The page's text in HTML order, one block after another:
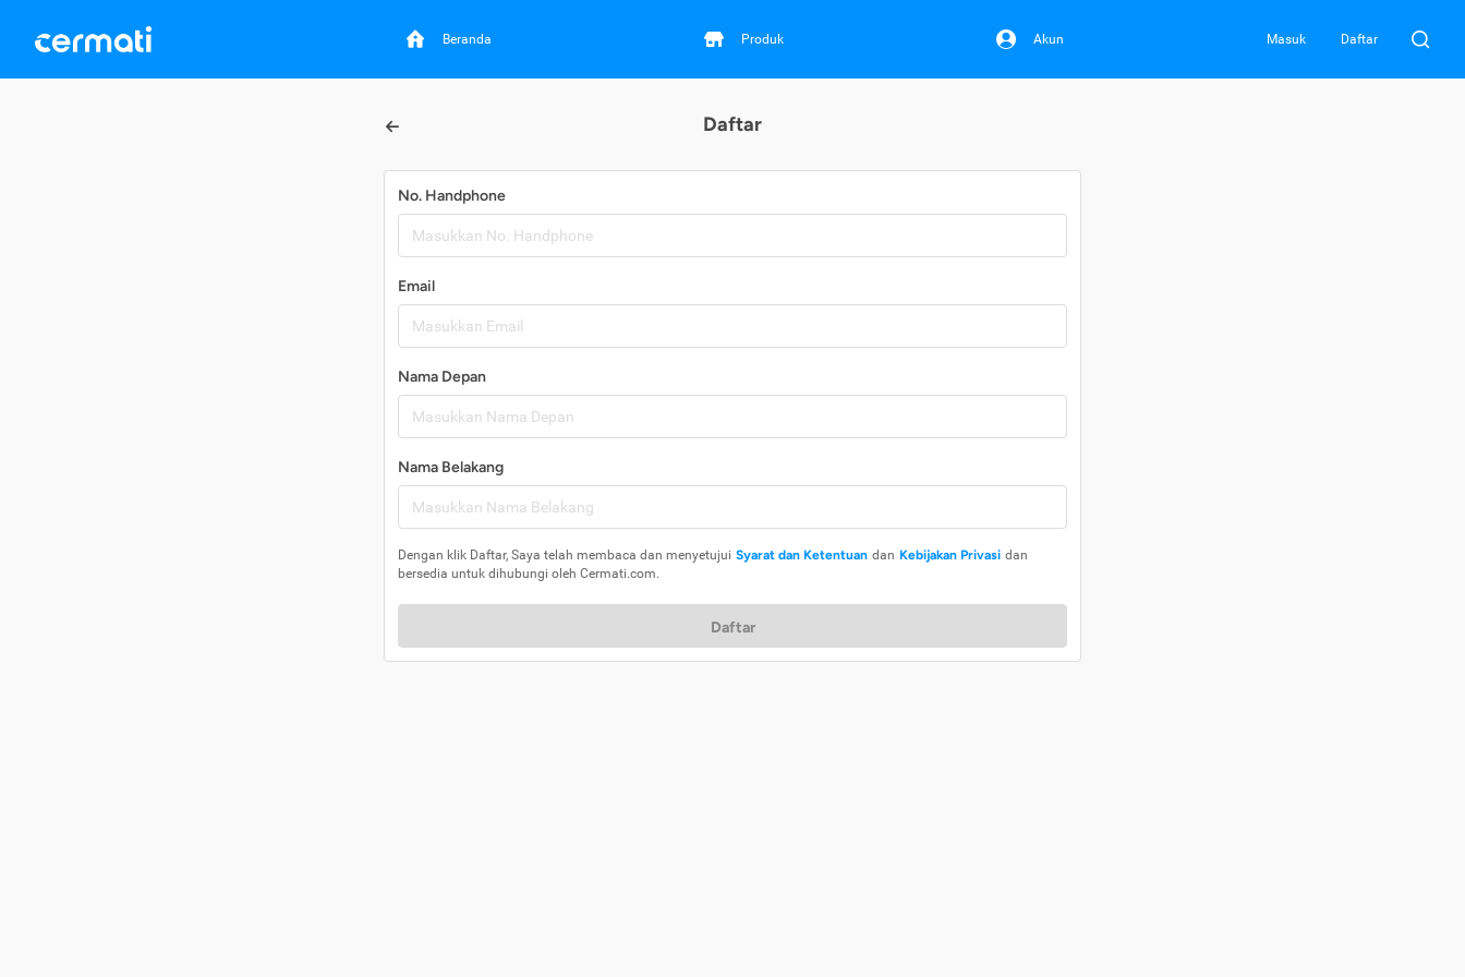
Beranda Produk Akun Masuk Daftar
Daftar
No. Handphone
Email
Nama Depan
Nama Belakang
Dengan klik Daftar, Saya telah membaca dan menyetujui Syarat dan Ketentuan dan Kebijakan Privasi dan
bersedia untuk dihubungi oleh Cermati.com.
Daftar